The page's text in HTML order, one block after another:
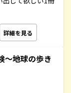
詳細を見る
～地球の歩き